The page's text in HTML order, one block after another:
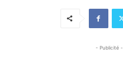
- Publicité -